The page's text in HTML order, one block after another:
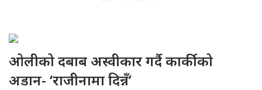
ओलीको दबाब अस्वीकार गर्दै कार्कीको
अडान- ‘राजीनामा दिन्नँ’